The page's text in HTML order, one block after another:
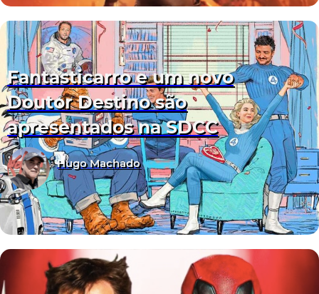
Fantasticarro e um novo
Doutor Destino são
apresentados na SDCC
Hugo Machado